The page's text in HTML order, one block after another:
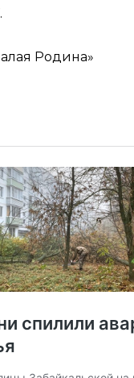
Родина»